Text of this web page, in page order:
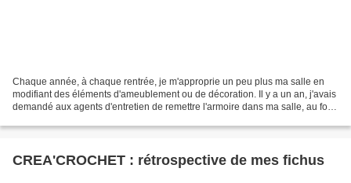
Chaque année, à chaque rentrée, je m'approprie un peu plus ma salle en
modifiant des éléments d'ameublement ou de décoration. Il y a un an, j'avais
demandé aux agents d'entretien de remettre l'armoire dans ma salle, au fond
CREA'CROCHET : rétrospective de mes fichus